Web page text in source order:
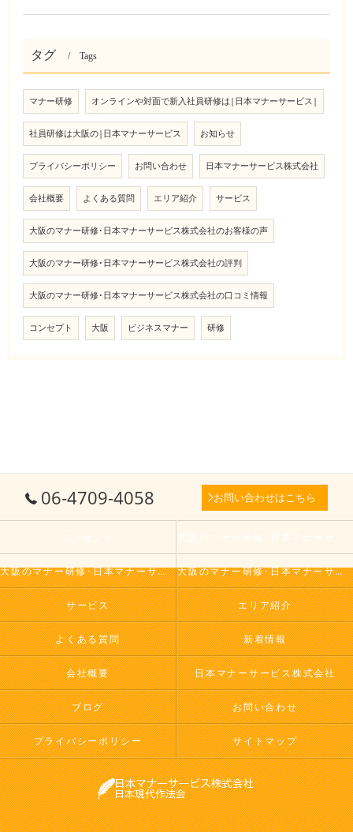
タグ Tags
マナー研修 オンラインや対面で新入社員研修は|日本マナーサービス|
社員研修は大阪の|日本マナーサービス お知らせ
プライバシーポリシー お問い合わせ 日本マナーサービス株式会社
会社概要 よくある質問 エリア紹介 サービス
大阪のマナー研修･日本マナーサービス株式会社のお客様の声
大阪のマナー研修･日本マナーサービス株式会社の評判
大阪のマナー研修･日本マナーサービス株式会社の口コミ情報
コンセプト 大阪 ビジネスマナー 研修
06-4709-4058 お問い合わせはこちら
大阪のマナー研修･日本マナーサービス株式会社の評判 大阪のマナー研修･日本マナーサービス株式会社のお客様の声
サービス エリア紹介
よくある質問 新着情報
会社概要 日本マナーサービス株式会社
ブログ お問い合わせ
プライバシーポリシー サイトマップ